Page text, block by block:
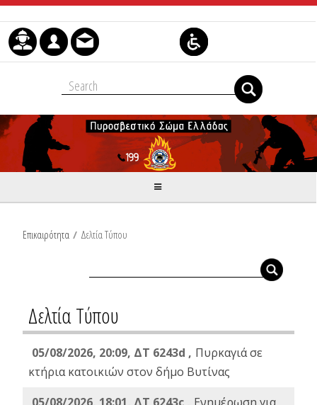
Skip to Content
Επικαιρότητα / Δελτία Τύπου
Δελτία Τύπου
05/08/2026, 20:09, ΔΤ 6243d , Πυρκαγιά σε
κτήρια κατοικιών στον δήμο Βυτίνας